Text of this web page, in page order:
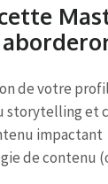
de votre
storytelling
impactant
de contenu